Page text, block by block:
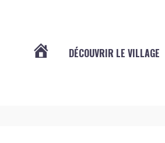
DÉCOUVRIR LE VILLAGE